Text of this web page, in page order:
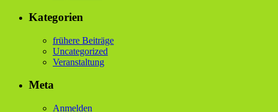
Kategorien
frühere Beiträge
Uncategorized
Veranstaltung
Meta
Anmelden